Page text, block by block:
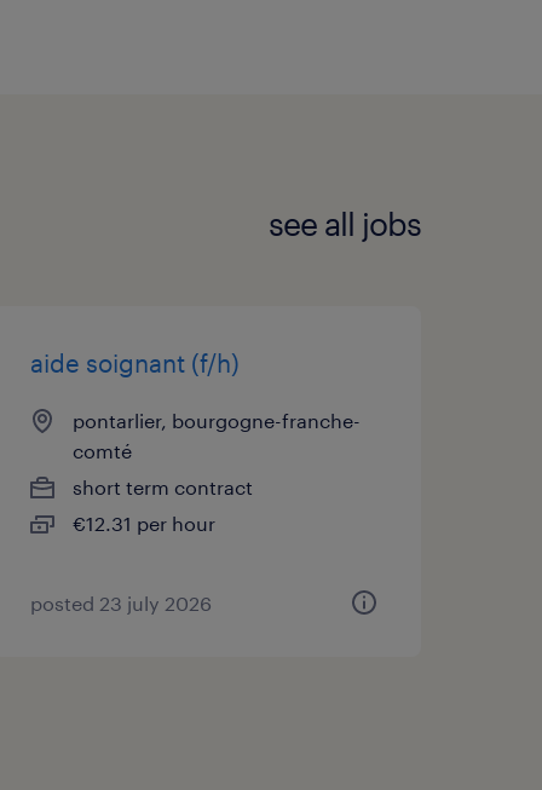
see all jobs
aide soignant (f/h)
pontarlier, bourgogne-franche-
comté
short term contract
€12.31 per hour
posted 23 july 2026